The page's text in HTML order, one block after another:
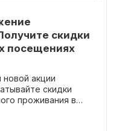
скидки
посещениях
акции
скидки
проживания в
страницу